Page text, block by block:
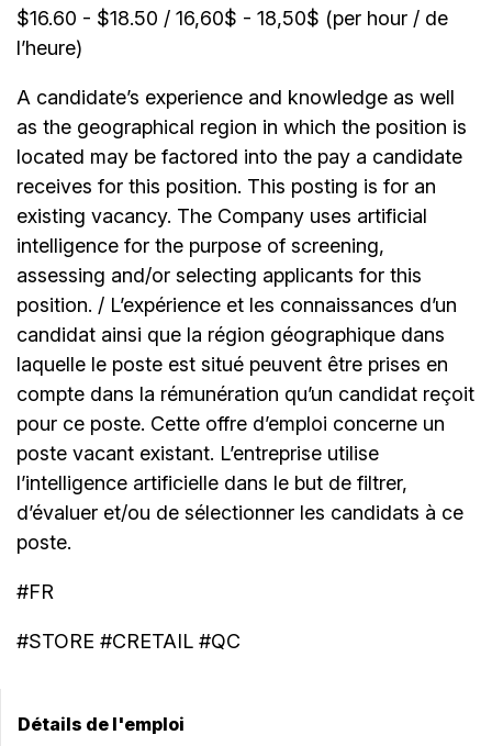
$16.60 - $18.50 / 16,60$ - 18,50$ (per hour / de
l’heure)
A candidate’s experience and knowledge as well
as the geographical region in which the position is
located may be factored into the pay a candidate
receives for this position. This posting is for an
existing vacancy. The Company uses artificial
intelligence for the purpose of screening,
assessing and/or selecting applicants for this
position. / L’expérience et les connaissances d’un
candidat ainsi que la région géographique dans
laquelle le poste est situé peuvent être prises en
compte dans la rémunération qu’un candidat reçoit
pour ce poste. Cette offre d’emploi concerne un
poste vacant existant. L’entreprise utilise
l’intelligence artificielle dans le but de filtrer,
d’évaluer et/ou de sélectionner les candidats à ce
poste.
#FR
#STORE #CRETAIL #QC
Détails de l'emploi